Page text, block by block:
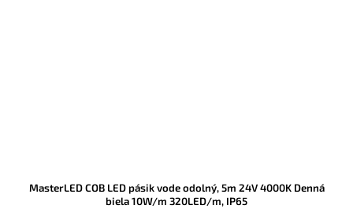
MasterLED COB LED pásik vode odolný, 5m 24V 4000K Denná
biela 10W/m 320LED/m, IP65